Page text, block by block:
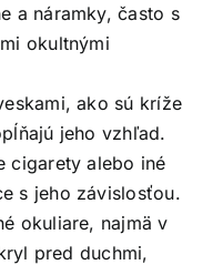
a náramky, často s
okultnými
ako sú kríže
jeho vzhľad.
cigarety alebo iné
s jeho závislosťou.
okuliare, najmä v
pred duchmi,